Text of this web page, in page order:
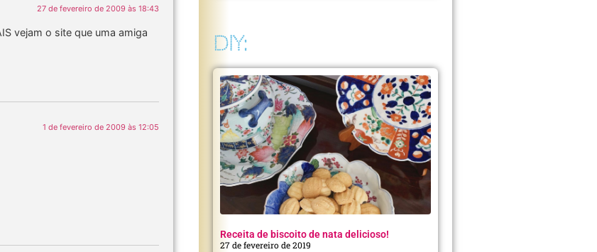
27 de fevereiro de 2009 às 18:43
vejam o site que uma amiga
1 de fevereiro de 2009 às 12:05
DIY:
Receita de biscoito de nata delicioso!
27 de fevereiro de 2019